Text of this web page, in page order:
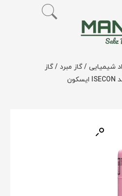
شیمیایی /گاز مبرد /گاز